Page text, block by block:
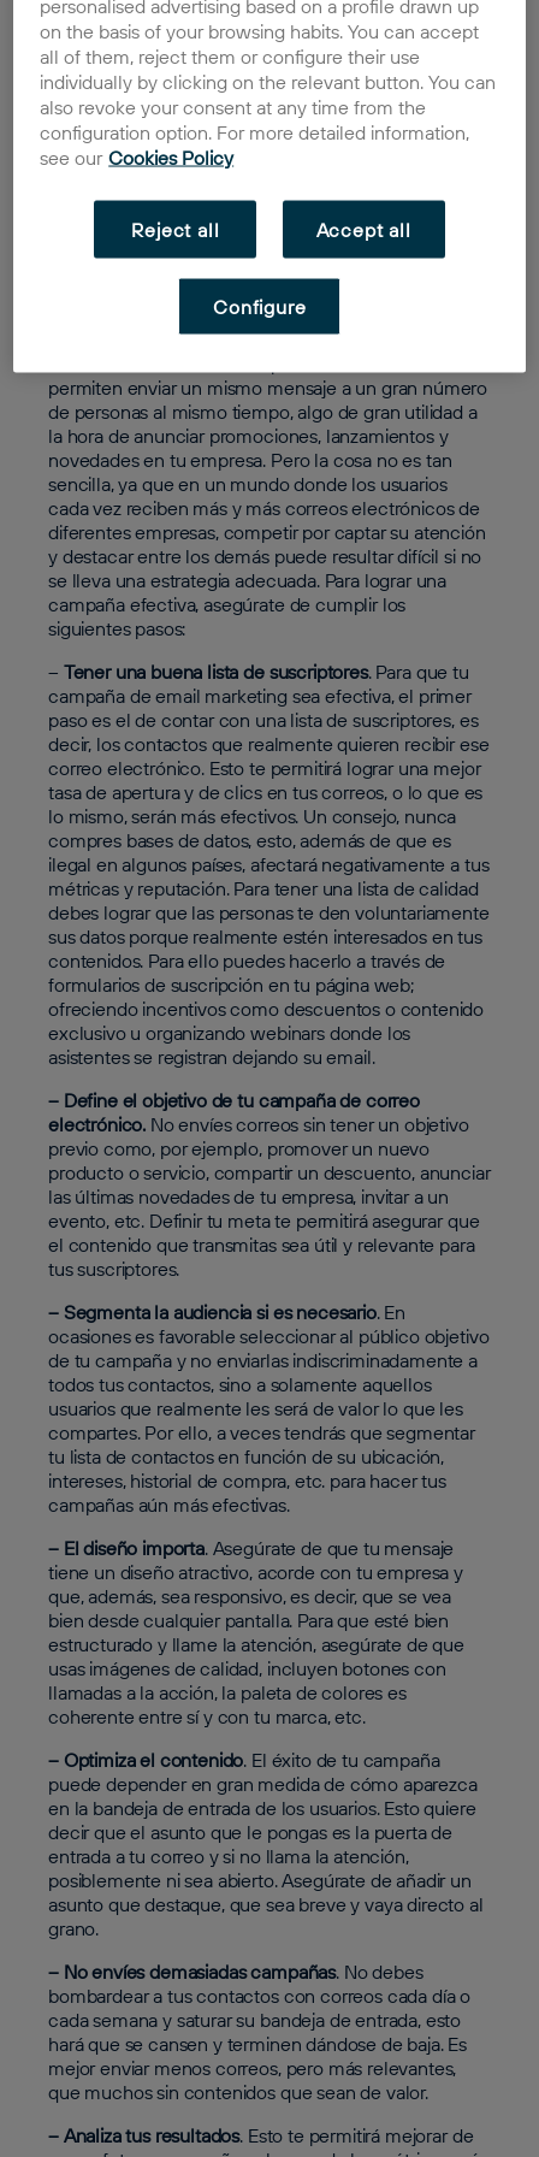
audiencia y fomentar la interacción con los usuarios.
Pero para que funcione hay que hacer mucho más
que solo enviar correos: es necesario tener una lista
de contactos sólida y una estrategia bien definida. En
este post te contamos cómo diseñar campañas de
email que realmente conviertan para impulsar tu
empresa.
Correos masivos:
cómo enviar
campañas efectivas
permiten enviar un mismo mensaje a un gran número
de personas al mismo tiempo, algo de gran utilidad a
la hora de anunciar promociones, lanzamientos y
novedades en tu empresa. Pero la cosa no es tan
sencilla, ya que en un mundo donde los usuarios
cada vez reciben más y más correos electrónicos de
diferentes empresas, competir por captar su atención
y destacar entre los demás puede resultar difícil si no
se lleva una estrategia adecuada. Para lograr una
campaña efectiva, asegúrate de cumplir los
siguientes pasos:
– Tener una buena lista de suscriptores. Para que tu
campaña de email marketing sea efectiva, el primer
paso es el de contar con una lista de suscriptores, es
decir, los contactos que realmente quieren recibir ese
correo electrónico. Esto te permitirá lograr una mejor
tasa de apertura y de clics en tus correos, o lo que es
lo mismo, serán más efectivos. Un consejo, nunca
compres bases de datos, esto, además de que es
ilegal en algunos países, afectará negativamente a tus
métricas y reputación. Para tener una lista de calidad
debes lograr que las personas te den voluntariamente
sus datos porque realmente estén interesados en tus
contenidos. Para ello puedes hacerlo a través de
formularios de suscripción en tu página web;
ofreciendo incentivos como descuentos o contenido
exclusivo u organizando webinars donde los
asistentes se registran dejando su email.
– Define el objetivo de tu campaña de correo
electrónico. No envíes correos sin tener un objetivo
previo como, por ejemplo, promover un nuevo
producto o servicio, compartir un descuento, anunciar
las últimas novedades de tu empresa, invitar a un
evento, etc. Definir tu meta te permitirá asegurar que
el contenido que transmitas sea útil y relevante para
tus suscriptores.
– Segmenta la audiencia si es necesario. En
ocasiones es favorable seleccionar al público objetivo
de tu campaña y no enviarlas indiscriminadamente a
todos tus contactos, sino a solamente aquellos
usuarios que realmente les será de valor lo que les
compartes. Por ello, a veces tendrás que segmentar
tu lista de contactos en función de su ubicación,
intereses, historial de compra, etc. para hacer tus
campañas aún más efectivas.
– El diseño importa. Asegúrate de que tu mensaje
tiene un diseño atractivo, acorde con tu empresa y
que, además, sea responsivo, es decir, que se vea
bien desde cualquier pantalla. Para que esté bien
estructurado y llame la atención, asegúrate de que
usas imágenes de calidad, incluyen botones con
llamadas a la acción, la paleta de colores es
coherente entre sí y con tu marca, etc.
– Optimiza el contenido. El éxito de tu campaña
puede depender en gran medida de cómo aparezca
en la bandeja de entrada de los usuarios. Esto quiere
decir que el asunto que le pongas es la puerta de
entrada a tu correo y si no llama la atención,
posiblemente ni sea abierto. Asegúrate de añadir un
asunto que destaque, que sea breve y vaya directo al
grano.
– No envíes demasiadas campañas. No debes
bombardear a tus contactos con correos cada día o
cada semana y saturar su bandeja de entrada, esto
hará que se cansen y terminen dándose de baja. Es
mejor enviar menos correos, pero más relevantes,
que muchos sin contenidos que sean de valor.
– Analiza tus resultados. Esto te permitirá mejorar de
personalised advertising based on a profile drawn up
on the basis of your browsing habits. You can accept
all of them, reject them or configure their use
individually by clicking on the relevant button. You can
also revoke your consent at any time from the
configuration option. For more detailed information,
see our Cookies Policy
Reject all Accept all
Configure